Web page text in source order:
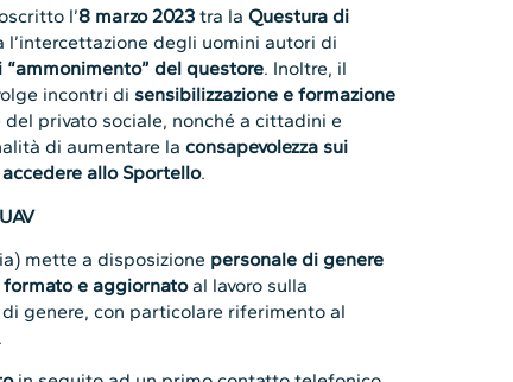
l’8 marzo 2023 tra laQuestura di
l’intercettazione degli uomini autori di
del questore. Inoltre, il
incontri di sensibilizzazione e formazione
privato sociale, nonché a cittadini e
di aumentare laconsapevolezza sui
allo Sportello.
mette a disposizione personale di genere
formato e aggiornatoal lavoro sulla
genere, con particolare riferimento al